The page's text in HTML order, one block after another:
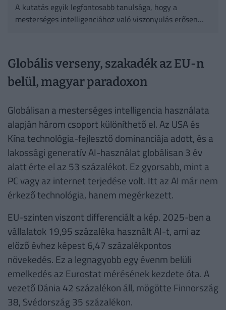
A kutatás egyik legfontosabb tanulsága, hogy a
mesterséges intelligenciához való viszonyulás erősen
Globális verseny, szakadék az EU-n
belül, magyar paradoxon
Globálisan a mesterséges intelligencia használata
alapján három csoport különíthető el. Az USA és
Kína technológia-fejlesztő dominanciája adott, és a
lakossági generatív AI-használat globálisan 3 év
alatt érte el az 53 százalékot. Ez gyorsabb, mint a
PC vagy az internet terjedése volt. Itt az AI már nem
érkező technológia, hanem megérkezett.
EU-szinten viszont differenciált a kép. 2025-ben a
vállalatok 19,95 százaléka használt AI-t, ami az
előző évhez képest 6,47 százalékpontos
növekedés. Ez a legnagyobb egy évenm belüli
emelkedés az Eurostat mérésének kezdete óta. A
vezető Dánia 42 százalékon áll, mögötte Finnország
38, Svédország 35 százalékon.